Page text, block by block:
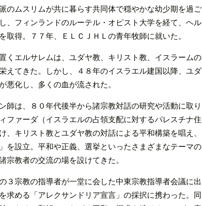
のムスリムが共に暮らす共同体で穏やかな幼少期を過ご
、フィンランドのルーテル・オピスト大学を経て、ヘル
取得。７７年、ＥＬＣＪＨＬの青年牧師に就いた。
くエルサレムは、ユダヤ教、キリスト教、イスラームの
えてきた。しかし、４８年のイスラエル建国以降、ユダ
悪化し、多くの血が流された。
師は、８０年代後半から諸宗教対話の研究や活動に取り
ファーダ（イスラエルの占領支配に対するパレスチナ住
、キリスト教とユダヤ教の対話による平和構築を唱え、
を設立。平和や正義、選挙といったさまざまなテーマの
宗教者の交流の場を設けてきた。
３宗教の指導者が一堂に会した中東宗教指導者会議に出
求める「アレクサンドリア宣言」の採択に携わった。同